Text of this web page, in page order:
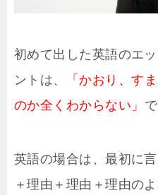
初めて出した英語のエ
ントは、
「かおり、す
のか全くわからない」
英語の場合は、最初に
＋理由＋理由＋理由の